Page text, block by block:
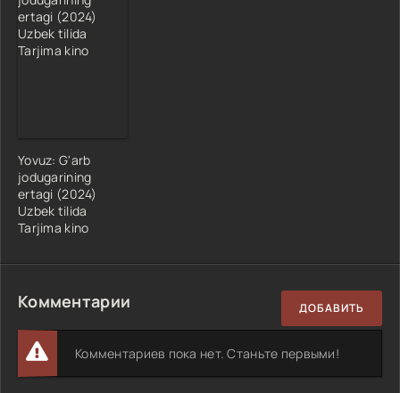
Yovuz: G'arb
jodugarining
ertagi (2024)
Uzbek tilida
Tarjima kino
Комментарии ДОБАВИТЬ
Комментариев пока нет. Станьте первыми!